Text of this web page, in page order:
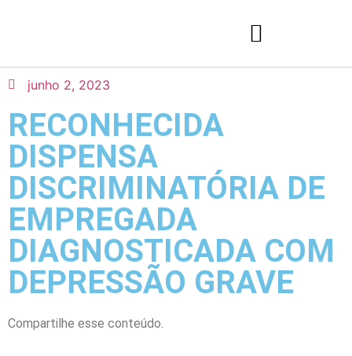
junho 2, 2023
RECONHECIDA
DISPENSA
DISCRIMINATÓRIA DE
EMPREGADA
DIAGNOSTICADA COM
DEPRESSÃO GRAVE
Compartilhe esse conteúdo.